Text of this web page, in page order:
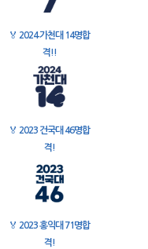
🏅 2024 가천대 14명합
격!!
🏅 2023 건국대 46명합
격!
🏅 2023 홍익대 71명합
격!